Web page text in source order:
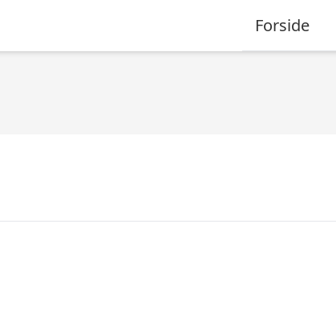
Forside